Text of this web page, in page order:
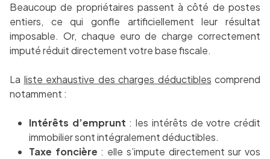
Beaucoup de propriétaires passent à côté de postes
entiers, ce qui gonfle artificiellement leur résultat
imposable. Or, chaque euro de charge correctement
imputé réduit directement votre base fiscale.
La liste exhaustive des charges déductibles comprend
notamment :
Intérêts d’emprunt : les intérêts de votre crédit
immobilier sont intégralement déductibles.
Taxe foncière : elle s’impute directement sur vos